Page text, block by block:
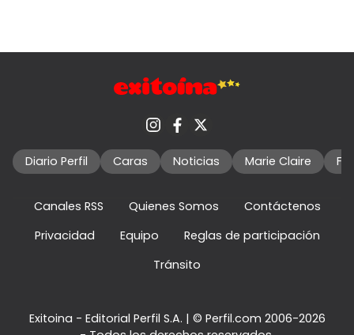
Diario Perfil Caras Noticias Marie Claire
Canales RSS Quienes Somos
Contáctenos
Privacidad
Equipo
Reglas de participación
Tránsito
Exitoina - Editorial Perfil S.A. | © Perfil.com 2006-2026